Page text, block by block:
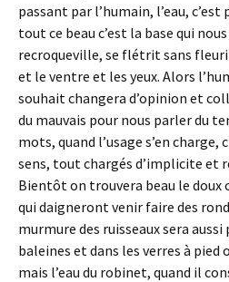
passant par l’humain, l’eau,
tout ce beau c’est la base qui
recroqueville, se flétrit sans
et le ventre et les yeux. Alors
souhait changera d’opinion et
du mauvais pour nous parler du
mots, quand l’usage s’en
sens, tout chargés d’implicite et
Bientôt on trouvera beau le
qui daigneront venir faire des
murmure des ruisseaux sera
baleines et dans les verres à
mais l’eau du robinet, quand il